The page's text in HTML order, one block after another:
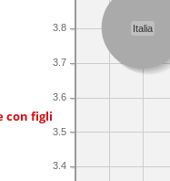
con figli
3.4
3.5
3.6
3.7
3.8 Italia